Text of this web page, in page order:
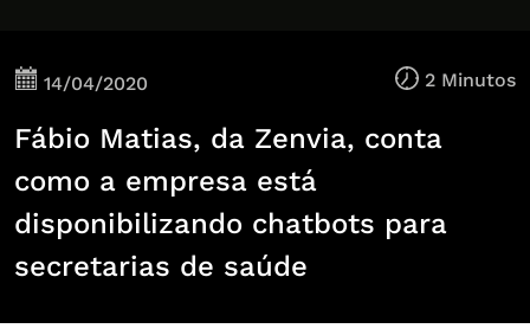
14/04/2020 2 Minutos
Fábio Matias, da Zenvia, conta
como a empresa está
disponibilizando chatbots para
secretarias de saúde